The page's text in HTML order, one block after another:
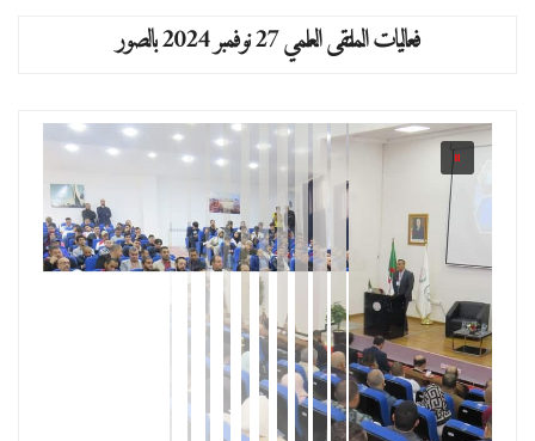
فعاليات الملتقى العلمي 27 نوفمبر 2024 بالصور